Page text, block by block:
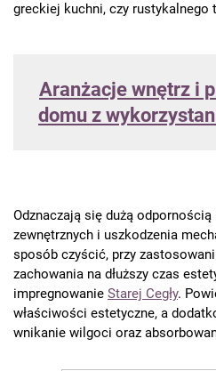
greckiej kuchni, czy rustykalnego
Aranżacje wnętrz i
domu z
Odznaczają się dużą odpornością
zewnętrznych i uszkodzenia
sposób czyścić, przy
zachowania na dłuższy czas
impregnowanie Starej Cegły.
właściwości estetyczne, a
wnikanie wilgoci oraz